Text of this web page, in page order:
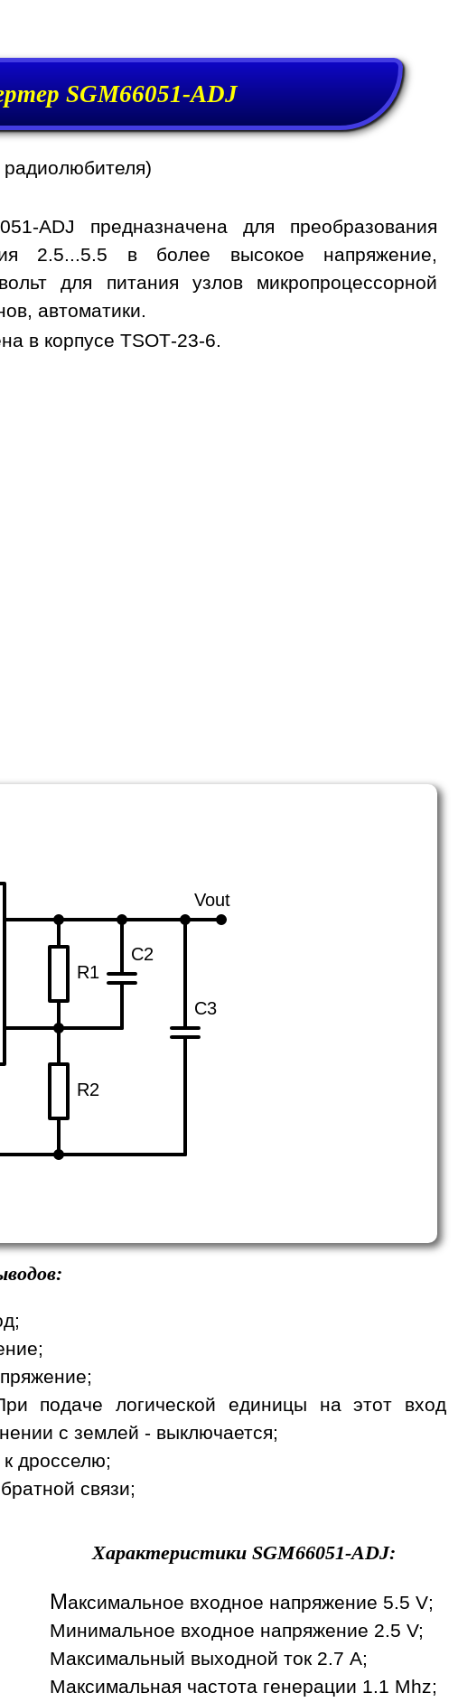
SGM66051-ADJ
радиолюбителя)
ADJ предназначена для преобразования
2.5...5.5 в более высокое напряжение,
для питания узлов микропроцессорной
автоматики.
в корпусе TSOT-23-6.
Vout
R1
R2
C3
C2
подаче логической единицы на этот вход
с землей - выключается;
дросселю;
связи;
Характеристики SGM66051-ADJ:
Максимальное входное напряжение 5.5 V;
Минимальное входное напряжение 2.5 V;
Максимальный выходной ток 2.7 A;
Максимальная частота генерации 1.1 Mhz;